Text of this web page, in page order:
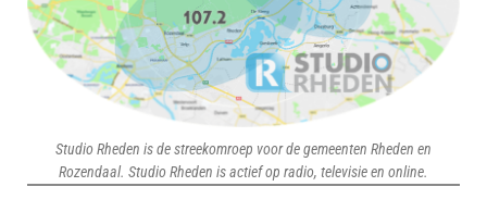
Studio Rheden is de streekomroep voor de gemeenten Rheden en
Rozendaal. Studio Rheden is actief op radio, televisie en online.